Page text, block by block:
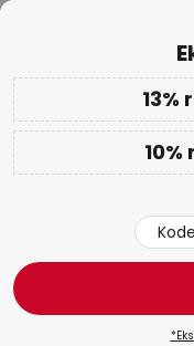
Ekstra rabat: 10% fra
Kode:
LED nedgravet
13%